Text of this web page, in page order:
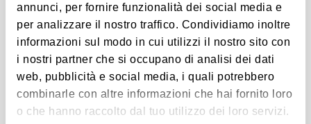
annunci, per fornire funzionalità dei social media e
per analizzare il nostro traffico. Condividiamo inoltre
informazioni sul modo in cui utilizzi il nostro sito con
i nostri partner che si occupano di analisi dei dati
web, pubblicità e social media, i quali potrebbero
combinarle con altre informazioni che hai fornito loro
o che hanno raccolto dal tuo utilizzo dei loro servizi.